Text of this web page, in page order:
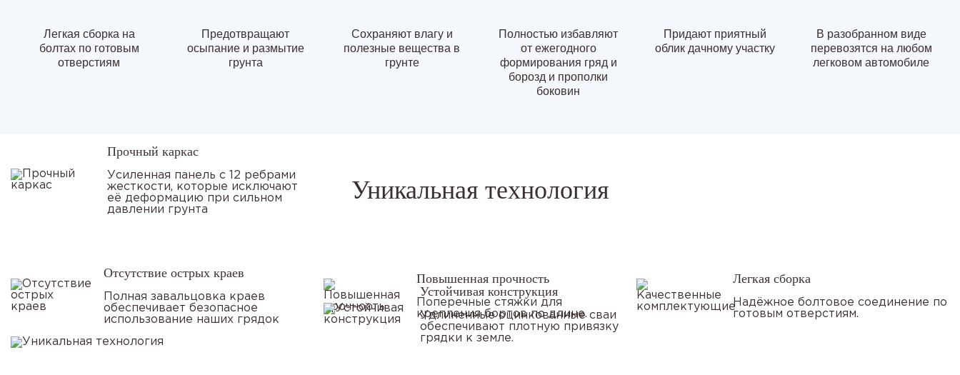
Легкая сборка на
болтах по готовым
отверстиям
Предотвращают
осыпание и размытие
грунта
Сохраняют влагу и
полезные вещества в
грунте
Полностью избавляют
от ежегодного
формирования гряд и
борозд и прополки
боковин
Придают приятный
облик дачному участку
В разобранном виде
перевозятся на любом
легковом автомобиле
Уникальная технология
Отсутствие острых краев
Полная завальцовка краев
обеспечивает безопасное
использование наших грядок
Повышенная прочность
Поперечные стяжки для
крепления бортов по длине.
Легкая сборка
Надёжное болтовое соединение по
готовым отверстиям.
Прочный каркас
Усиленная панель с 12 ребрами
жесткости, которые исключают
её деформацию при сильном
давлении грунта
Устойчивая конструкция
Удлиненные оцинкованные сваи
обеспечивают плотную привязку
грядки к земле.